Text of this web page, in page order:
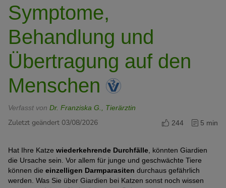
Symptome,
Behandlung und
Übertragung auf den
Menschen
Verfasst von Dr. Franziska G., Tierärztin
Zuletzt geändert 03/08/2026 244 5 min
Hat Ihre Katze wiederkehrende Durchfälle , könnten Giardien
die Ursache sein. Vor allem für junge und geschwächte Tiere
können die einzelligen Darmparasiten durchaus gefährlich
werden. Was Sie über Giardien bei Katzen sonst noch wissen